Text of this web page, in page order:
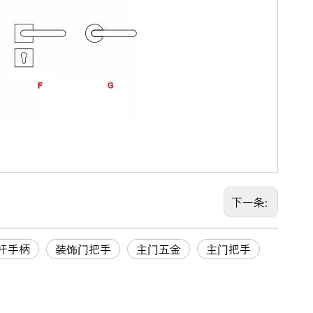
下一条:
手柄 装饰门把手 主门五金
主门把手